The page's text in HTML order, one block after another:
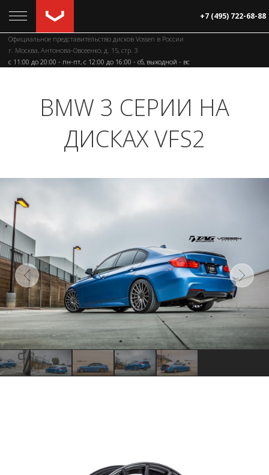
+7 (495) 722-68-88
Официальное представительство дисков Vossen в России
г. Москва, Антонова-Овсеенко, д. 15, стр. 3
c 11:00 до 20:00 - пн-пт, с 12:00 до 16:00 - сб, выходной - вс
BMW 3 СЕРИИ НА
ДИСКАХ VFS2